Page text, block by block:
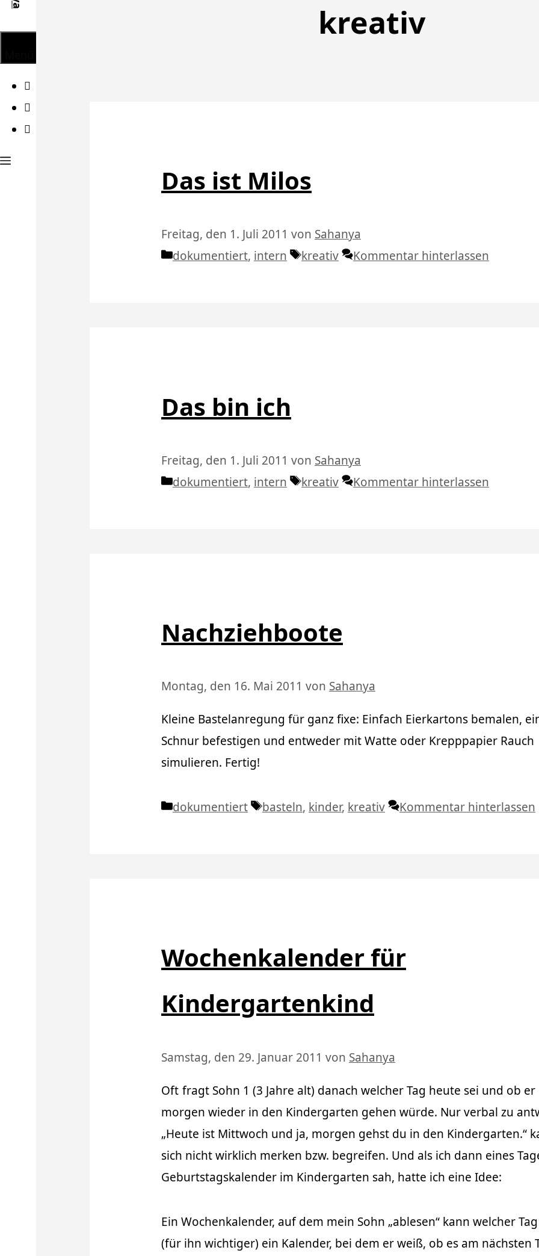
kreativ
Das ist Milos
Freitag, den 1. Juli 2011 von Sahanya
Kategorien
dokumentiert, intern Schlagwörter
kreativ Kommentar hinterlassen
Das bin ich
Freitag, den 1. Juli 2011 von Sahanya
Kategorien
dokumentiert, intern Schlagwörter
kreativ Kommentar hinterlassen
Nachziehboote
Montag, den 16. Mai 2011 von Sahanya
Kleine Bastelanregung für ganz fixe: Einfach Eierkartons bemalen,
Schnur befestigen und entweder mit Watte oder Krepppapier Rauch
simulieren. Fertig!
Kategorien
dokumentiert Schlagwörter
basteln, kinder, kreativ Kommentar hinterlassen
Wochenkalender für
Kindergartenkind
Samstag, den 29. Januar 2011 von Sahanya
Oft fragt Sohn 1 (3 Jahre alt) danach welcher Tag heute sei und ob
morgen wieder in den Kindergarten gehen würde. Nur verbal zu
„Heute ist Mittwoch und ja, morgen gehst du in den Kindergarten.“
sich nicht wirklich merken bzw. begreifen. Und als ich dann eines
Geburtstagskalender im Kindergarten sah, hatte ich eine Idee:
Ein Wochenkalender, auf dem mein Sohn „ablesen“ kann welcher
(für ihn wichtiger) ein Kalender, bei dem er weiß, ob es am nächsten